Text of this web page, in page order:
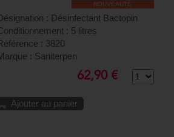
NOUVEAUTÉ
: Désinfectant Bactopin
: 5 litres
: 3820
: Saniterpen
62,90 €
Ajouter au panier